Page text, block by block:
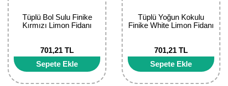
Tüplü Bol Sulu Finike
Kırmızı Limon Fidanı
701,21 TL
Sepete Ekle
Tüplü Yoğun Kokulu
Finike White Limon Fidanı
701,21 TL
Sepete Ekle